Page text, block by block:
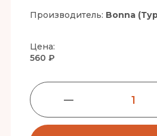
Производитель: Bonna
Цена:
560 ₽
1